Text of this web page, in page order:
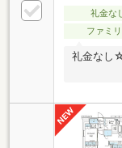
礼金な
ファミ
礼金なし